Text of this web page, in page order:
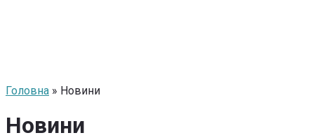
Головна » Новини
Новини